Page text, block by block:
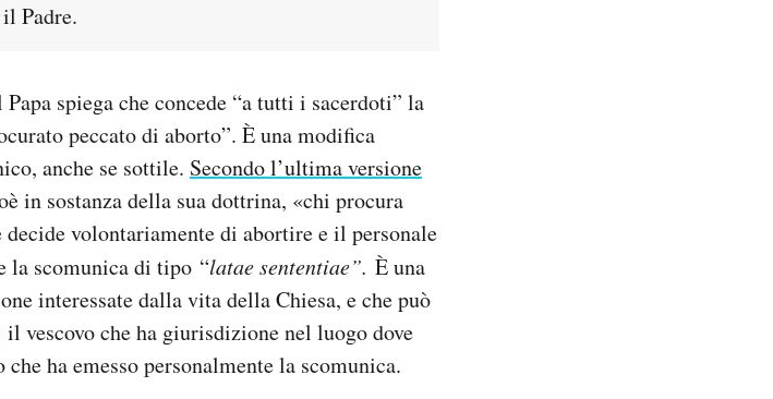
Padre.
spiega che concede “a tutti i sacerdoti” la
peccato di aborto”. È una modifica
anche se sottile. Secondo l’ultima versione
in sostanza della sua dottrina, «chi procura
volontariamente di abortire e il personale
la scomunica di tipo “latae sententiae”. È una
interessate dalla vita della Chiesa, e che può
il vescovo che ha giurisdizione nel luogo dove
ha emesso personalmente la scomunica.